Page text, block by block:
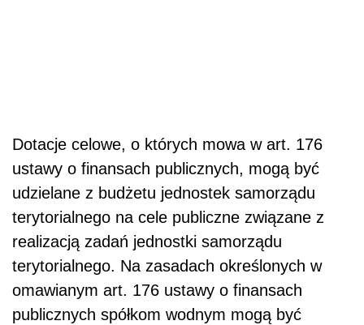
Dotacje celowe, o których mowa w art. 176
ustawy o finansach publicznych, mogą być
udzielane z budżetu jednostek samorządu
terytorialnego na cele publiczne związane z
realizacją zadań jednostki samorządu
terytorialnego. Na zasadach określonych w
omawianym art. 176 ustawy o finansach
publicznych spółkom wodnym mogą być